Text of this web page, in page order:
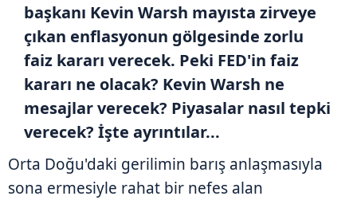
başkanı Kevin Warsh mayısta zirveye
çıkan enflasyonun gölgesinde zorlu
faiz kararı verecek. Peki FED'in faiz
kararı ne olacak? Kevin Warsh ne
mesajlar verecek? Piyasalar nasıl tepki
verecek? İşte ayrıntılar...
Orta Doğu'daki gerilimin barış anlaşmasıyla
sona ermesiyle rahat bir nefes alan